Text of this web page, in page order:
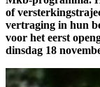
of
vertraging in hun
voor het eerst
dinsdag 18